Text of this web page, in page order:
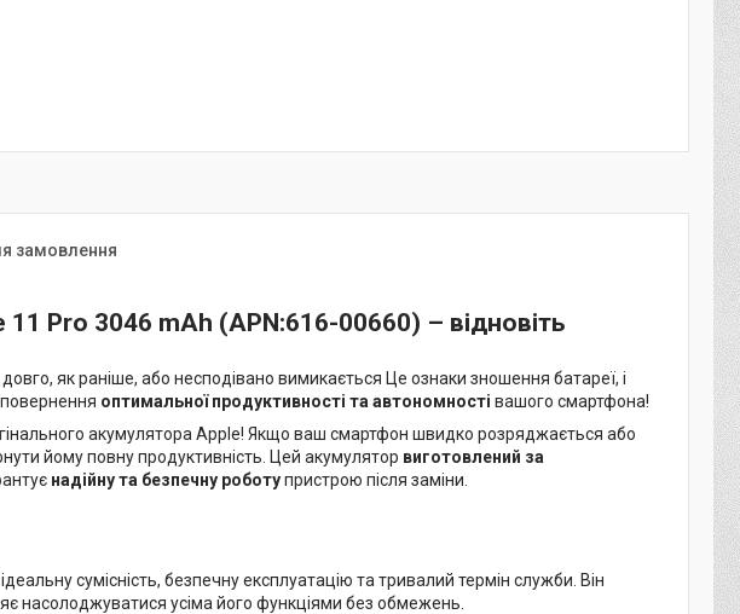
замовлення
11 Pro 3046 mAh (APN:616-00660) – відновіть
як раніше, або несподівано вимикається Це ознаки зношення батареї, і
оптимальної продуктивності та автономності вашого смартфона!
акумулятора Apple! Якщо ваш смартфон швидко розряджається або
йому повну продуктивність. Цей акумулятор виготовлений за
надійну та безпечну роботупристрою після заміни.
сумісність, безпечну експлуатацію та тривалий термін служби. Він
насолоджуватися усіма його функціями без обмежень.